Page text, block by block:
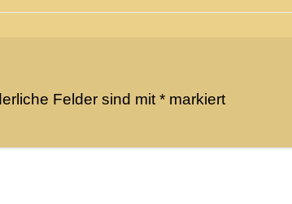
Felder sind mit* markiert